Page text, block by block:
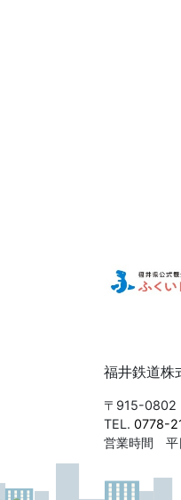
福井鉄道株
〒915-0802
TEL. 0778-
営業時間 平